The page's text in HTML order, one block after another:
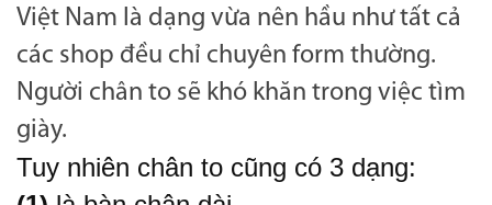
Việt Nam là dạng vừa nên hầu như tất cả
các shop đều chỉ chuyên form thường.
Người chân to sẽ khó khăn trong việc tìm
giày.
Tuy nhiên chân to cũng có 3 dạng: